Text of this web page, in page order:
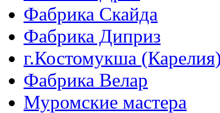
Фабрика Скайда
Фабрика Диприз
г.Костомукша
Фабрика Велар
Муромские мастера